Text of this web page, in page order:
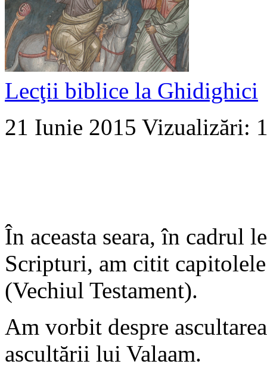
Lecţii biblice la Ghidighici
21 Iunie 2015 Vizualizări:
În aceasta seara, în cadrul
Scripturi, am citit
(Vechiul Testament).
Am vorbit despre
ascultării lui Valaam.